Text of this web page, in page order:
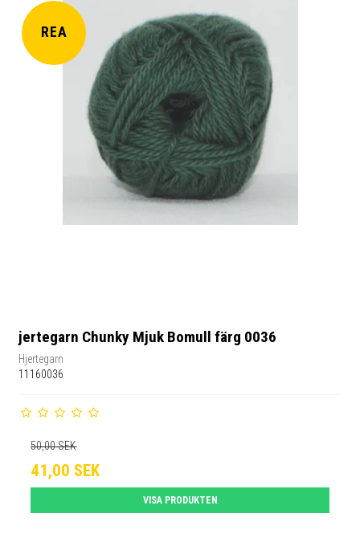
REA
jertegarn Chunky Mjuk Bomull färg 0036
Hjertegarn
11160036
50,00 SEK
41,00 SEK
VISA PRODUKTEN